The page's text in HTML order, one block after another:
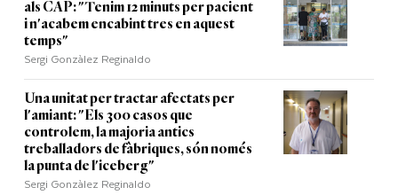
als CAP: "Tenim 12 minuts per pacient
i n'acabem encabint tres en aquest
temps"
Sergi Gonzàlez Reginaldo
Una unitat per tractar afectats per
l'amiant: "Els 300 casos que
controlem, la majoria antics
treballadors de fàbriques, són només
la punta de l'iceberg"
Sergi Gonzàlez Reginaldo